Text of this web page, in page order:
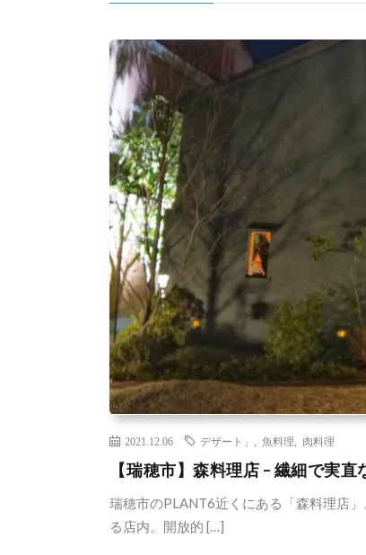
2021.12.06 デザート」 魚料理 肉料理
【瑞穂市】森料理店 – 繊細で実
瑞穂市のPLANT6近くにある「森料理店
る店内。開放的 […]